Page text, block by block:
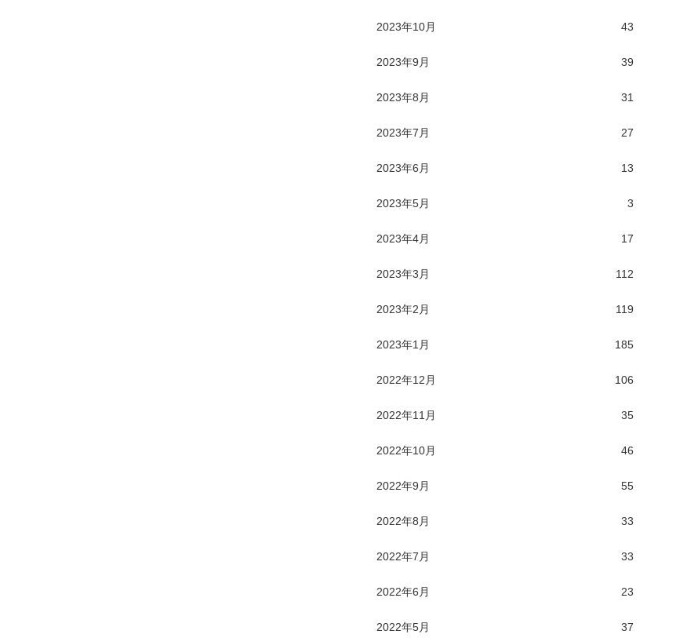
2023年10月 43
2023年9月 39
2023年8月 31
2023年7月 27
2023年6月 13
2023年5月 3
2023年4月 17
2023年3月 112
2023年2月 119
2023年1月 185
2022年12月 106
2022年11月 35
2022年10月 46
2022年9月 55
2022年8月 33
2022年7月 33
2022年6月 23
2022年5月 37